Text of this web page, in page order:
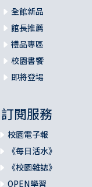
全館新品
館長推薦
禮品專區
校園書饗
即將登場
訂閱服務
校園電子報
《每日活水》
《校園雜誌》
OPEN學習